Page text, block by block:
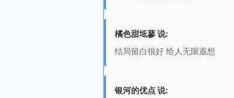
橘色甜坻蓼 说:
结局留白很好 给人无限遐想
银河的优点 说: